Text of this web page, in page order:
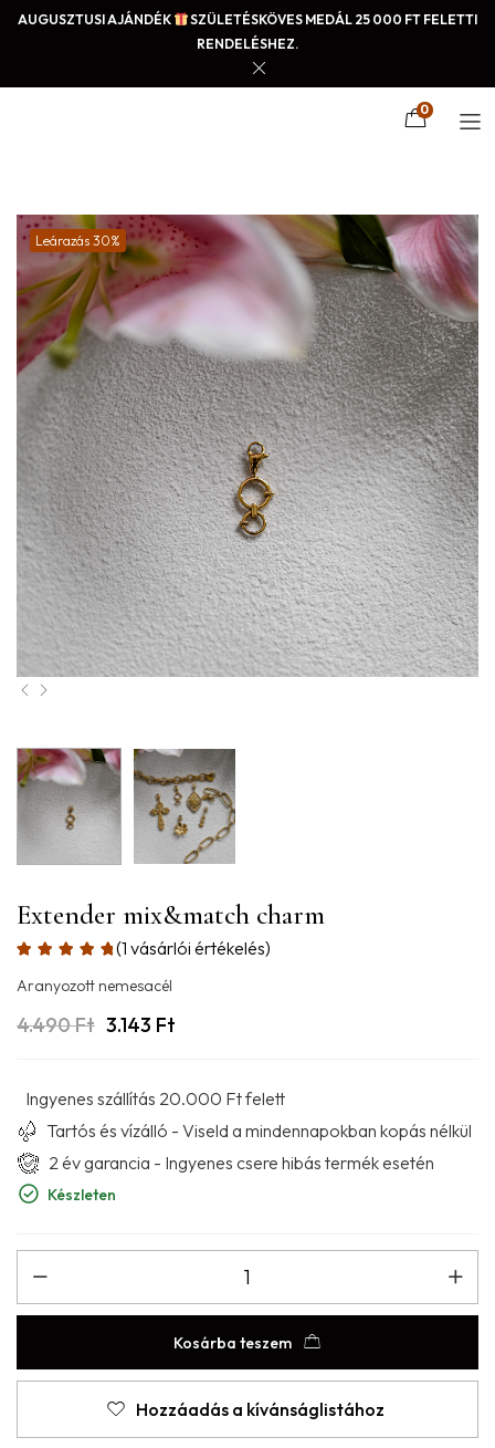
AUGUSZTUSI AJÁNDÉK
SZÜLETÉSKÖVES MEDÁL 25 000 FT FELETTI
RENDELÉSHEZ.
0
Leárazás 30%
Extender mix&match charm
(1 vásárlói értékelés)
Aranyozott nemesacél
4.490Ft 3.143 Ft
Ingyenes szállítás 20.000 Ft felett
Tartós és vízálló - Viseld a mindennapokban kopás nélkül
2 év garancia - Ingyenes csere hibás termék esetén
Készleten
Kosárba teszem
Hozzáadás a kívánságlistához